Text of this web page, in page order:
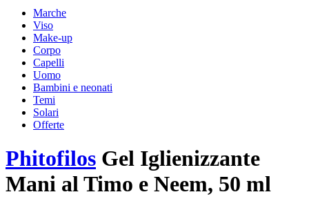
Marche
Viso
Make-up
Corpo
Capelli
Uomo
Bambini e neonati
Temi
Solari
Offerte
Phitofilos Gel Iglienizzante
Mani al Timo e Neem, 50 ml